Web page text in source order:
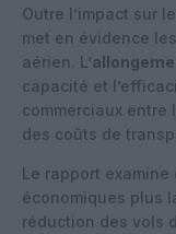
Outre l’impact sur
met en évidence
aérien. L’
capacité et
commerciaux entre
des coûts de
Le rapport
économiques plus
réduction des vols